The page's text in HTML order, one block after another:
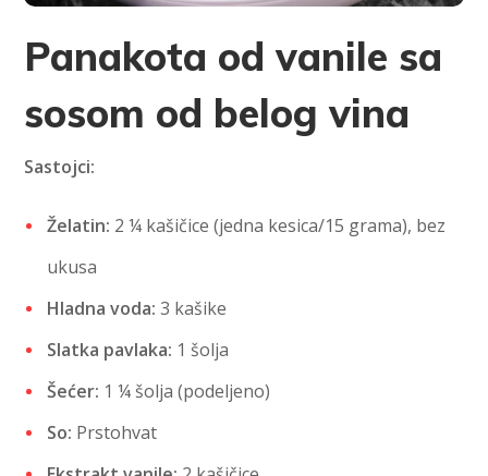
Panakota od vanile sa
sosom od belog vina
Sastojci:
Želatin: 2 ¼ kašičice (jedna kesica/15 grama), bez
ukusa
Hladna voda: 3 kašike
Slatka pavlaka: 1 šolja
Šećer: 1 ¼ šolja (podeljeno)
So: Prstohvat